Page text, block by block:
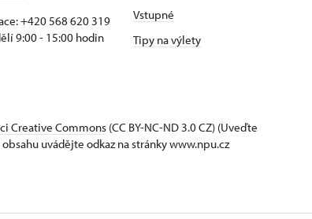
+420 568 620 319
9:00 - 15:00 hodin
Vstupné
Tipy na výlety
Creative Commons (CC BY-NC-ND 3.0 CZ) (Uveďte
uvádějte odkaz na stránky www.npu.cz